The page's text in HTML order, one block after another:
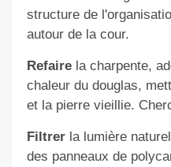
structure de
autour de la cour.
Refairela charpente,
chaleur du douglas,
et la pierre vieillie.
Filtrerla lumière
des panneaux de